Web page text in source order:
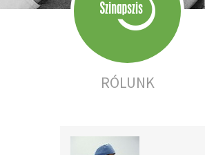
RÓLUNK